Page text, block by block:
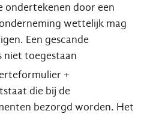
ondertekenen door een
wettelijk mag
Een gescande
niet toegestaan
+
die bij de
bezorgd worden. Het